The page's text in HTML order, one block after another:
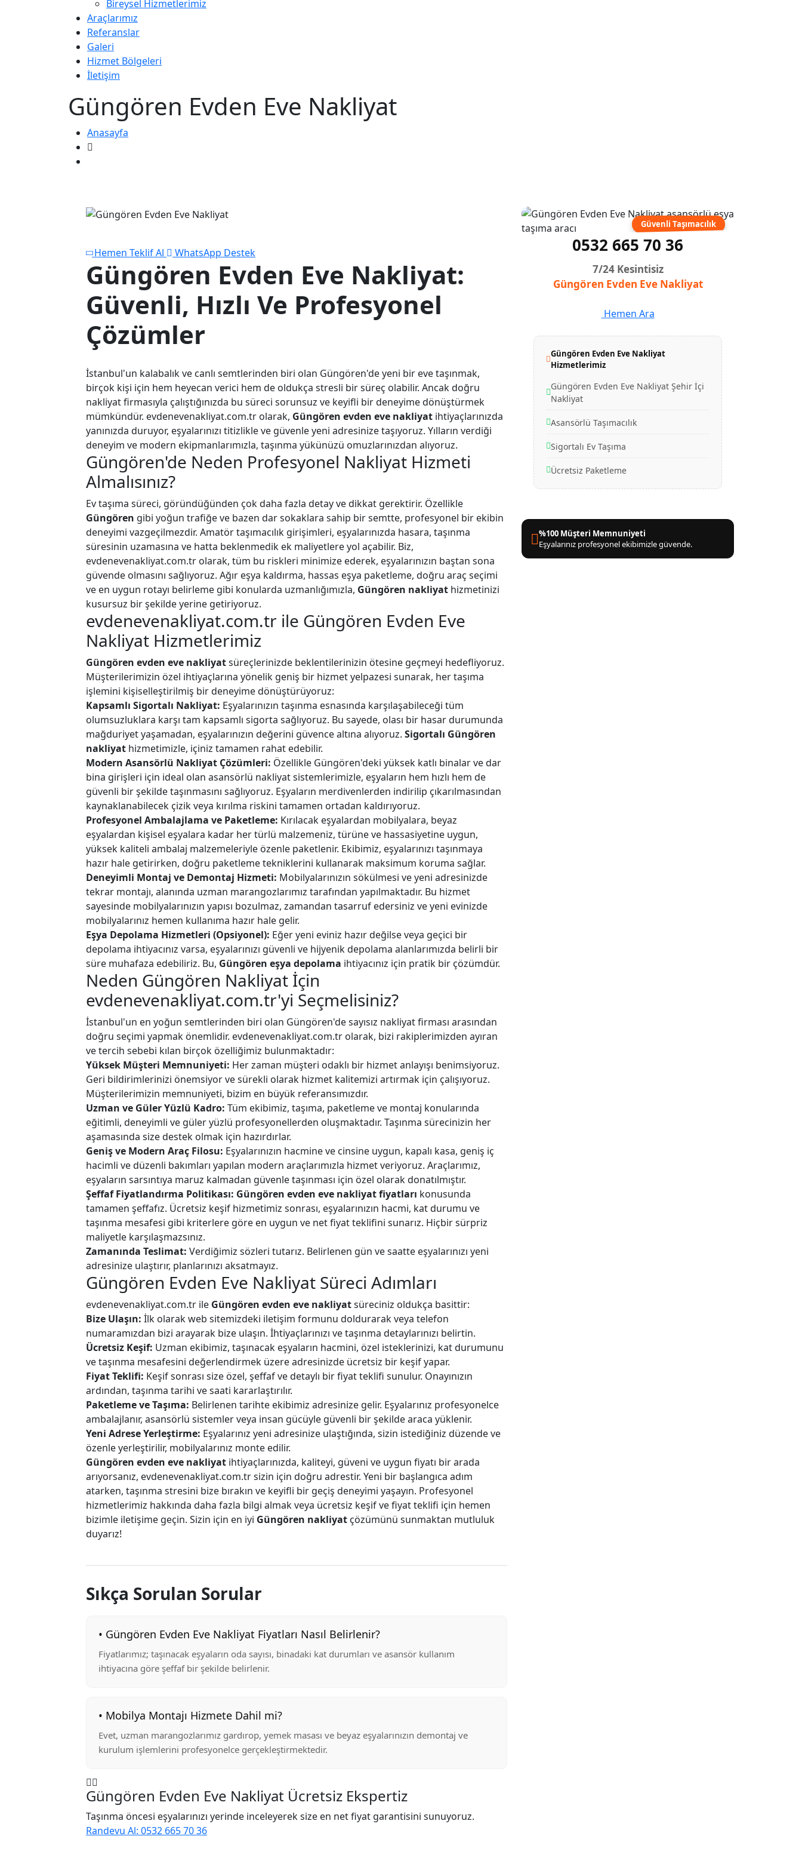
Bireysel Hizmetlerimiz
Araçlarımız
Referanslar
Galeri
Hizmet Bölgeleri
İletişim
Güngören Evden Eve Nakliyat
Anasayfa
Hemen Teklif Al WhatsApp Destek
Güngören Evden Eve Nakliyat:
Güvenli, Hızlı Ve Profesyonel
Çözümler
İstanbul'un kalabalık ve canlı semtlerinden biri olan Güngören'de yeni bir eve taşınmak,
birçok kişi için hem heyecan verici hem de oldukça stresli bir süreç olabilir. Ancak doğru
nakliyat firmasıyla çalıştığınızda bu süreci sorunsuz ve keyifli bir deneyime dönüştürmek
mümkündür. evdenevenakliyat.com.tr olarak, Güngören evden eve nakliyat ihtiyaçlarınızda
yanınızda duruyor, eşyalarınızı titizlikle ve güvenle yeni adresinize taşıyoruz. Yılların verdiği
deneyim ve modern ekipmanlarımızla, taşınma yükünüzü omuzlarınızdan alıyoruz.
Güngören'de Neden Profesyonel Nakliyat Hizmeti
Almalısınız?
Ev taşıma süreci, göründüğünden çok daha fazla detay ve dikkat gerektirir. Özellikle
Güngören gibi yoğun trafiğe ve bazen dar sokaklara sahip bir semtte, profesyonel bir ekibin
deneyimi vazgeçilmezdir. Amatör taşımacılık girişimleri, eşyalarınızda hasara, taşınma
süresinin uzamasına ve hatta beklenmedik ek maliyetlere yol açabilir. Biz,
evdenevenakliyat.com.tr olarak, tüm bu riskleri minimize ederek, eşyalarınızın baştan sona
güvende olmasını sağlıyoruz. Ağır eşya kaldırma, hassas eşya paketleme, doğru araç seçimi
ve en uygun rotayı belirleme gibi konularda uzmanlığımızla, Güngören nakliyat hizmetinizi
kusursuz bir şekilde yerine getiriyoruz.
evdenevenakliyat.com.tr ile Güngören Evden Eve
Nakliyat Hizmetlerimiz
Güngören evden eve nakliyatsüreçlerinizde beklentilerinizin ötesine geçmeyi hedefliyoruz.
Müşterilerimizin özel ihtiyaçlarına yönelik geniş bir hizmet yelpazesi sunarak, her taşıma
işlemini kişiselleştirilmiş bir deneyime dönüştürüyoruz:
Kapsamlı Sigortalı Nakliyat: Eşyalarınızın taşınma esnasında karşılaşabileceği tüm
olumsuzluklara karşı tam kapsamlı sigorta sağlıyoruz. Bu sayede, olası bir hasar durumunda
mağduriyet yaşamadan, eşyalarınızın değerini güvence altına alıyoruz. Sigortalı Güngören
nakliyat hizmetimizle, içiniz tamamen rahat edebilir.
Modern Asansörlü Nakliyat Çözümleri: Özellikle Güngören'deki yüksek katlı binalar ve dar
bina girişleri için ideal olan asansörlü nakliyat sistemlerimizle, eşyaların hem hızlı hem de
güvenli bir şekilde taşınmasını sağlıyoruz. Eşyaların merdivenlerden indirilip çıkarılmasından
kaynaklanabilecek çizik veya kırılma riskini tamamen ortadan kaldırıyoruz.
Profesyonel Ambalajlama ve Paketleme: Kırılacak eşyalardan mobilyalara, beyaz
eşyalardan kişisel eşyalara kadar her türlü malzemeniz, türüne ve hassasiyetine uygun,
yüksek kaliteli ambalaj malzemeleriyle özenle paketlenir. Ekibimiz, eşyalarınızı taşınmaya
hazır hale getirirken, doğru paketleme tekniklerini kullanarak maksimum koruma sağlar.
Deneyimli Montaj ve Demontaj Hizmeti: Mobilyalarınızın sökülmesi ve yeni adresinizde
tekrar montajı, alanında uzman marangozlarımız tarafından yapılmaktadır. Bu hizmet
sayesinde mobilyalarınızın yapısı bozulmaz, zamandan tasarruf edersiniz ve yeni evinizde
mobilyalarınız hemen kullanıma hazır hale gelir.
Eşya Depolama Hizmetleri (Opsiyonel): Eğer yeni eviniz hazır değilse veya geçici bir
depolama ihtiyacınız varsa, eşyalarınızı güvenli ve hijyenik depolama alanlarımızda belirli bir
süre muhafaza edebiliriz. Bu, Güngören eşya depolama ihtiyacınız için pratik bir çözümdür.
Neden Güngören Nakliyat İçin
evdenevenakliyat.com.tr'yi Seçmelisiniz?
İstanbul'un en yoğun semtlerinden biri olan Güngören'de sayısız nakliyat firması arasından
doğru seçimi yapmak önemlidir. evdenevenakliyat.com.tr olarak, bizi rakiplerimizden ayıran
ve tercih sebebi kılan birçok özelliğimiz bulunmaktadır:
Yüksek Müşteri Memnuniyeti: Her zaman müşteri odaklı bir hizmet anlayışı benimsiyoruz.
Geri bildirimlerinizi önemsiyor ve sürekli olarak hizmet kalitemizi artırmak için çalışıyoruz.
Müşterilerimizin memnuniyeti, bizim en büyük referansımızdır.
Uzman ve Güler Yüzlü Kadro: Tüm ekibimiz, taşıma, paketleme ve montaj konularında
eğitimli, deneyimli ve güler yüzlü profesyonellerden oluşmaktadır. Taşınma sürecinizin her
aşamasında size destek olmak için hazırdırlar.
Geniş ve Modern Araç Filosu: Eşyalarınızın hacmine ve cinsine uygun, kapalı kasa, geniş iç
hacimli ve düzenli bakımları yapılan modern araçlarımızla hizmet veriyoruz. Araçlarımız,
eşyaların sarsıntıya maruz kalmadan güvenle taşınması için özel olarak donatılmıştır.
Şeffaf Fiyatlandırma Politikası: Güngören evden eve nakliyat fiyatları konusunda
tamamen şeffafız. Ücretsiz keşif hizmetimiz sonrası, eşyalarınızın hacmi, kat durumu ve
taşınma mesafesi gibi kriterlere göre en uygun ve net fiyat teklifini sunarız. Hiçbir sürpriz
maliyetle karşılaşmazsınız.
Zamanında Teslimat: Verdiğimiz sözleri tutarız. Belirlenen gün ve saatte eşyalarınızı yeni
adresinize ulaştırır, planlarınızı aksatmayız.
Güngören Evden Eve Nakliyat Süreci Adımları
evdenevenakliyat.com.tr ile Güngören evden eve nakliyatsüreciniz oldukça basittir:
Bize Ulaşın: İlk olarak web sitemizdeki iletişim formunu doldurarak veya telefon
numaramızdan bizi arayarak bize ulaşın. İhtiyaçlarınızı ve taşınma detaylarınızı belirtin.
Ücretsiz Keşif: Uzman ekibimiz, taşınacak eşyaların hacmini, özel isteklerinizi, kat durumunu
ve taşınma mesafesini değerlendirmek üzere adresinizde ücretsiz bir keşif yapar.
Fiyat Teklifi: Keşif sonrası size özel, şeffaf ve detaylı bir fiyat teklifi sunulur. Onayınızın
ardından, taşınma tarihi ve saati kararlaştırılır.
Paketleme ve Taşıma: Belirlenen tarihte ekibimiz adresinize gelir. Eşyalarınız profesyonelce
ambalajlanır, asansörlü sistemler veya insan gücüyle güvenli bir şekilde araca yüklenir.
Yeni Adrese Yerleştirme: Eşyalarınız yeni adresinize ulaştığında, sizin istediğiniz düzende ve
özenle yerleştirilir, mobilyalarınız monte edilir.
Güngören evden eve nakliyat ihtiyaçlarınızda, kaliteyi, güveni ve uygun fiyatı bir arada
arıyorsanız, evdenevenakliyat.com.tr sizin için doğru adrestir. Yeni bir başlangıca adım
atarken, taşınma stresini bize bırakın ve keyifli bir geçiş deneyimi yaşayın. Profesyonel
hizmetlerimiz hakkında daha fazla bilgi almak veya ücretsiz keşif ve fiyat teklifi için hemen
bizimle iletişime geçin. Sizin için en iyi Güngören nakliyat çözümünü sunmaktan mutluluk
duyarız!
Sıkça Sorulan Sorular
• Güngören Evden Eve Nakliyat Fiyatları Nasıl Belirlenir?
Fiyatlarımız; taşınacak eşyaların oda sayısı, binadaki kat durumları ve asansör kullanım
ihtiyacına göre şeffaf bir şekilde belirlenir.
• Mobilya Montajı Hizmete Dahil mi?
Evet, uzman marangozlarımız gardırop, yemek masası ve beyaz eşyalarınızın demontaj ve
kurulum işlemlerini profesyonelce gerçekleştirmektedir.
Güngören Evden Eve Nakliyat Ücretsiz Ekspertiz
Taşınma öncesi eşyalarınızı yerinde inceleyerek size en net fiyat garantisini sunuyoruz.
Randevu Al: 0532 665 70 36
Güvenli Taşımacılık
0532 665 70 36
7/24 Kesintisiz
Güngören Evden Eve Nakliyat
Hemen Ara
Güngören Evden Eve Nakliyat
Hizmetlerimiz
Güngören Evden Eve Nakliyat Şehir İçi
Nakliyat
Asansörlü Taşımacılık
Sigortalı Ev Taşıma
Ücretsiz Paketleme
%100 Müşteri Memnuniyeti
Eşyalarınız profesyonel ekibimizle güvende.